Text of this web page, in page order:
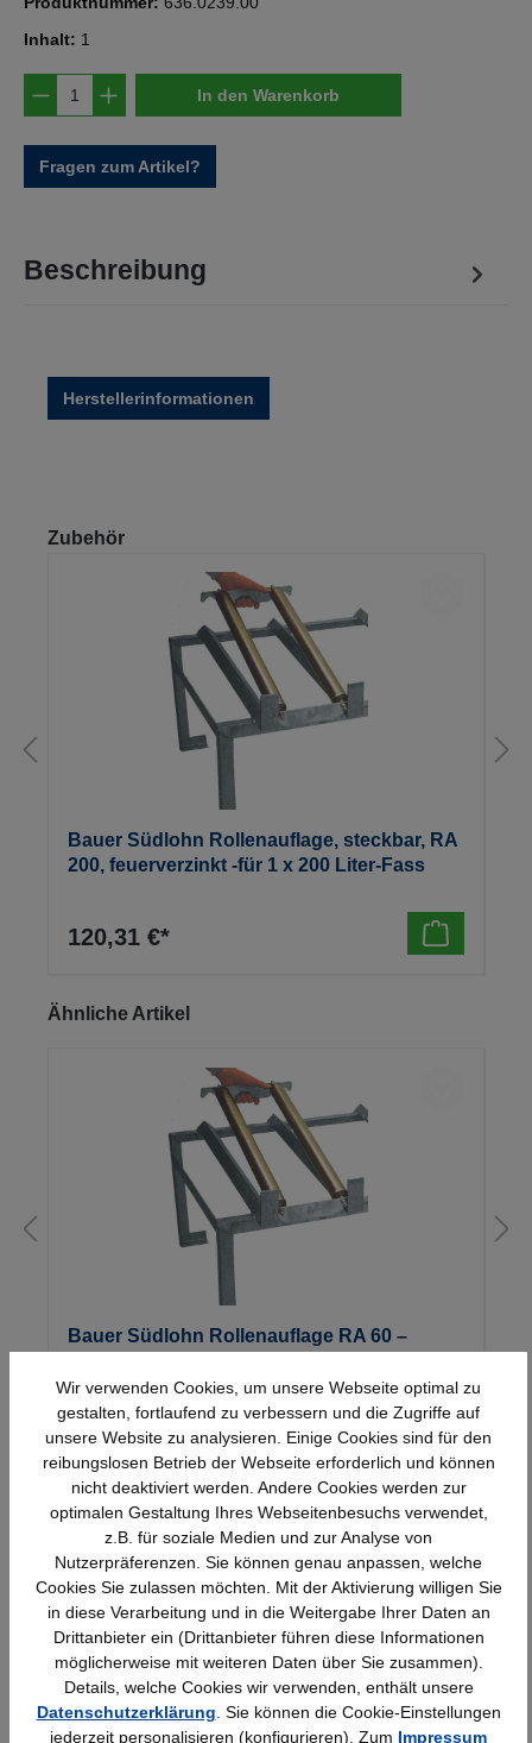
Inhalt: 1
Produkt Anzahl: Gib den gewünschten
In den Warenkorb
Fragen zum Artikel?
Beschreibung
Herstellerinformationen
Produktgalerie überspringen
Zubehör
Bauer Südlohn Rollenauflage, steckbar, RA
200, feuerverzinkt -für 1 x 200 Liter-Fass
120,31 €*
Produktgalerie überspringen
Ähnliche Artikel
Bauer Südlohn Rollenauflage RA 60 –
Fass
120,31 €*
Schnelle Lieferung
Bundesweit
Topmarken
Faire Preise
Wir verwenden Cookies, um unsere Webseite optimal zu
gestalten, fortlaufend zu verbessern und die Zugriffe auf
unsere Website zu analysieren. Einige Cookies sind für den
reibungslosen Betrieb der Webseite erforderlich und können
nicht deaktiviert werden. Andere Cookies werden zur
optimalen Gestaltung Ihres Webseitenbesuchs verwendet,
z.B. für soziale Medien und zur Analyse von
Nutzerpräferenzen. Sie können genau anpassen, welche
Cookies Sie zulassen möchten. Mit der Aktivierung willigen Sie
in diese Verarbeitung und in die Weitergabe Ihrer Daten an
Drittanbieter ein (Drittanbieter führen diese Informationen
möglicherweise mit weiteren Daten über Sie zusammen).
Details, welche Cookies wir verwenden, enthält unsere
Datenschutzerklärung . Sie können die Cookie-Einstellungen
jederzeit personalisieren (konfigurieren). Zum Impressum